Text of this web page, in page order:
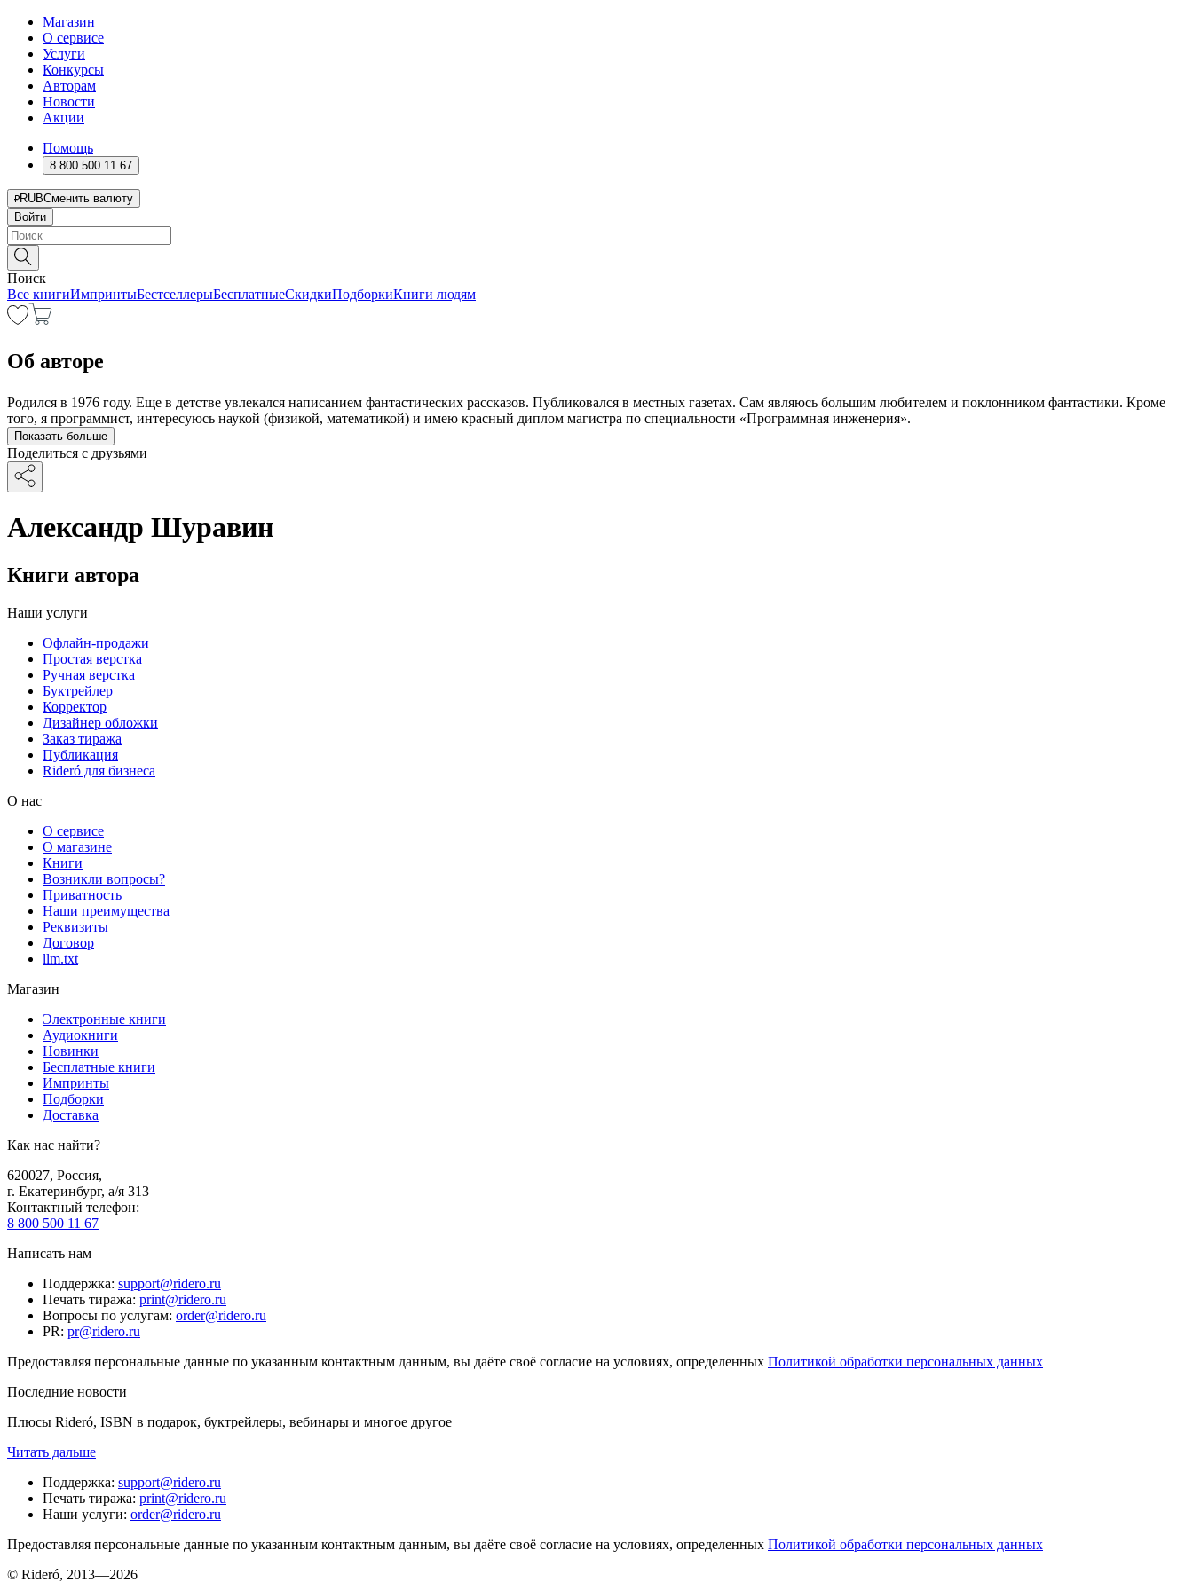
Магазин
О сервисе
Услуги
Конкурсы
Авторам
Новости
Акции
Помощь
8 800 500 11 67
RUBСменить валюту
Войти
Поиск
Все книгиИмпринтыБестселлерыБесплатныеСкидкиПодборкиКниги людям
Об авторе
Родился в 1976 году. Еще в детстве увлекался написанием фантастических рассказов. Публиковался в местных газетах. Сам являюсь большим любителем и поклонником фантастики. Кроме
того, я программист, интересуюсь наукой (физикой, математикой) и имею красный диплом магистра по специальности «Программная инженерия».
Показать больше
Поделиться с друзьями
Александр Шуравин
Книги автора
Наши услуги
Офлайн-продажи
Простая верстка
Ручная верстка
Буктрейлер
Корректор
Дизайнер обложки
Заказ тиража
Публикация
Rideró для бизнеса
О нас
О сервисе
О магазине
Книги
Возникли вопросы?
Приватность
Наши преимущества
Реквизиты
Договор
llm.txt
Магазин
Электронные книги
Аудиокниги
Новинки
Бесплатные книги
Импринты
Подборки
Доставка
Как нас найти?
620027, Россия,
г. Екатеринбург, а/я 313
Контактный телефон:
8 800 500 11 67
Написать нам
Поддержка: support@ridero.ru
Печать тиража: print@ridero.ru
Вопросы по услугам: order@ridero.ru
PR: pr@ridero.ru
Предоставляя персональные данные по указанным контактным данным, вы даёте своё согласие на условиях, определенных Политикой обработки персональных данных
Последние новости
Плюсы Rideró, ISBN в подарок, буктрейлеры, вебинары и многое другое
Читать дальше
Поддержка: support@ridero.ru
Печать тиража: print@ridero.ru
Наши услуги: order@ridero.ru
Предоставляя персональные данные по указанным контактным данным, вы даёте своё согласие на условиях, определенных Политикой обработки персональных данных
© Rideró, 2013—2026